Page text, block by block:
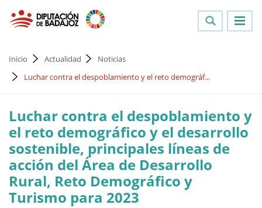
Inicio Actualidad
Noticias
Luchar contra el despoblamiento y el reto demográf...
Luchar contra el despoblamiento y
el reto demográfico y el desarrollo
sostenible, principales líneas de
acción del Área de Desarrollo
Rural, Reto Demográfico y
Turismo para 2023